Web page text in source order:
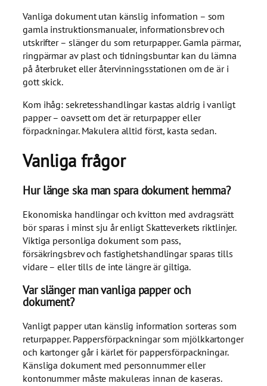
Vanliga dokument utan känslig information – som
gamla instruktionsmanualer, informationsbrev och
utskrifter – slänger du som returpapper. Gamla pärmar,
ringpärmar av plast och tidningsbuntar kan du lämna
på återbruket eller återvinningsstationen om de är i
gott skick.
Kom ihåg: sekretesshandlingar kastas aldrig i vanligt
papper – oavsett om det är returpapper eller
förpackningar. Makulera alltid först, kasta sedan.
Vanliga frågor
Hur länge ska man spara dokument hemma?
Ekonomiska handlingar och kvitton med avdragsrätt
bör sparas i minst sju år enligt Skatteverkets riktlinjer.
Viktiga personliga dokument som pass,
försäkringsbrev och fastighetshandlingar sparas tills
vidare – eller tills de inte längre är giltiga.
Var slänger man vanliga papper och
dokument?
Vanligt papper utan känslig information sorteras som
returpapper. Pappersförpackningar som mjölkkartonger
och kartonger går i kärlet för pappersförpackningar.
Känsliga dokument med personnummer eller
kontonummer måste makuleras innan de kaseras.